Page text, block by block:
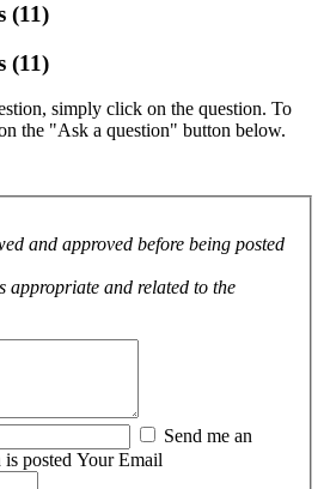
(11)
(11)
simply click on the question. To
the "Ask a question" button below.
and approved before being posted
appropriate and related to the
posted Your Email